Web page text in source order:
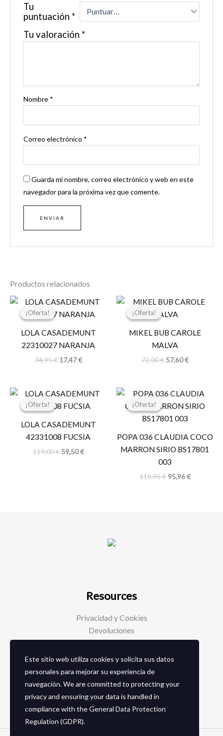
Tu
puntuación *
Tu valoración *
Nombre *
Correo electrónico *
Guarda mi nombre, correo electrónico y web en este
navegador para la próxima vez que comente.
Productos relacionados
¡Oferta!
¡Oferta!
LOLA CASADEMUNT
22310027 NARANJA
34,95€
El
original
34,95 €.
17,47€
El
actual
17,47 €.
¡Oferta!
¡Oferta!
MIKEL BUB CAROLE
MALVA
72,00€
El
original
72,00 €.
57,60€
El
57,60 €.
¡Oferta!
¡Oferta!
LOLA CASADEMUNT
42331008 FUCSIA
119,00€
El
original
119,00 €.
59,50€
El
actual
59,50 €.
¡Oferta!
¡Oferta!
POPA 036 CLAUDIA COCO
MARRON SIRIO BS17801
003
119,95€
El
original
era:
95,96€
El
actual
Resources
Privacidad y Cookies
Devoluciones
Social Media
Facebook
Instagram
Este sitio web utiliza cookies y solicita sus datos
personales para mejorar su experiencia de
navegación. We are committed to protecting your
privacy and ensuring your data is handled in
compliance with theGeneral Data Protection
Regulation (GDPR).